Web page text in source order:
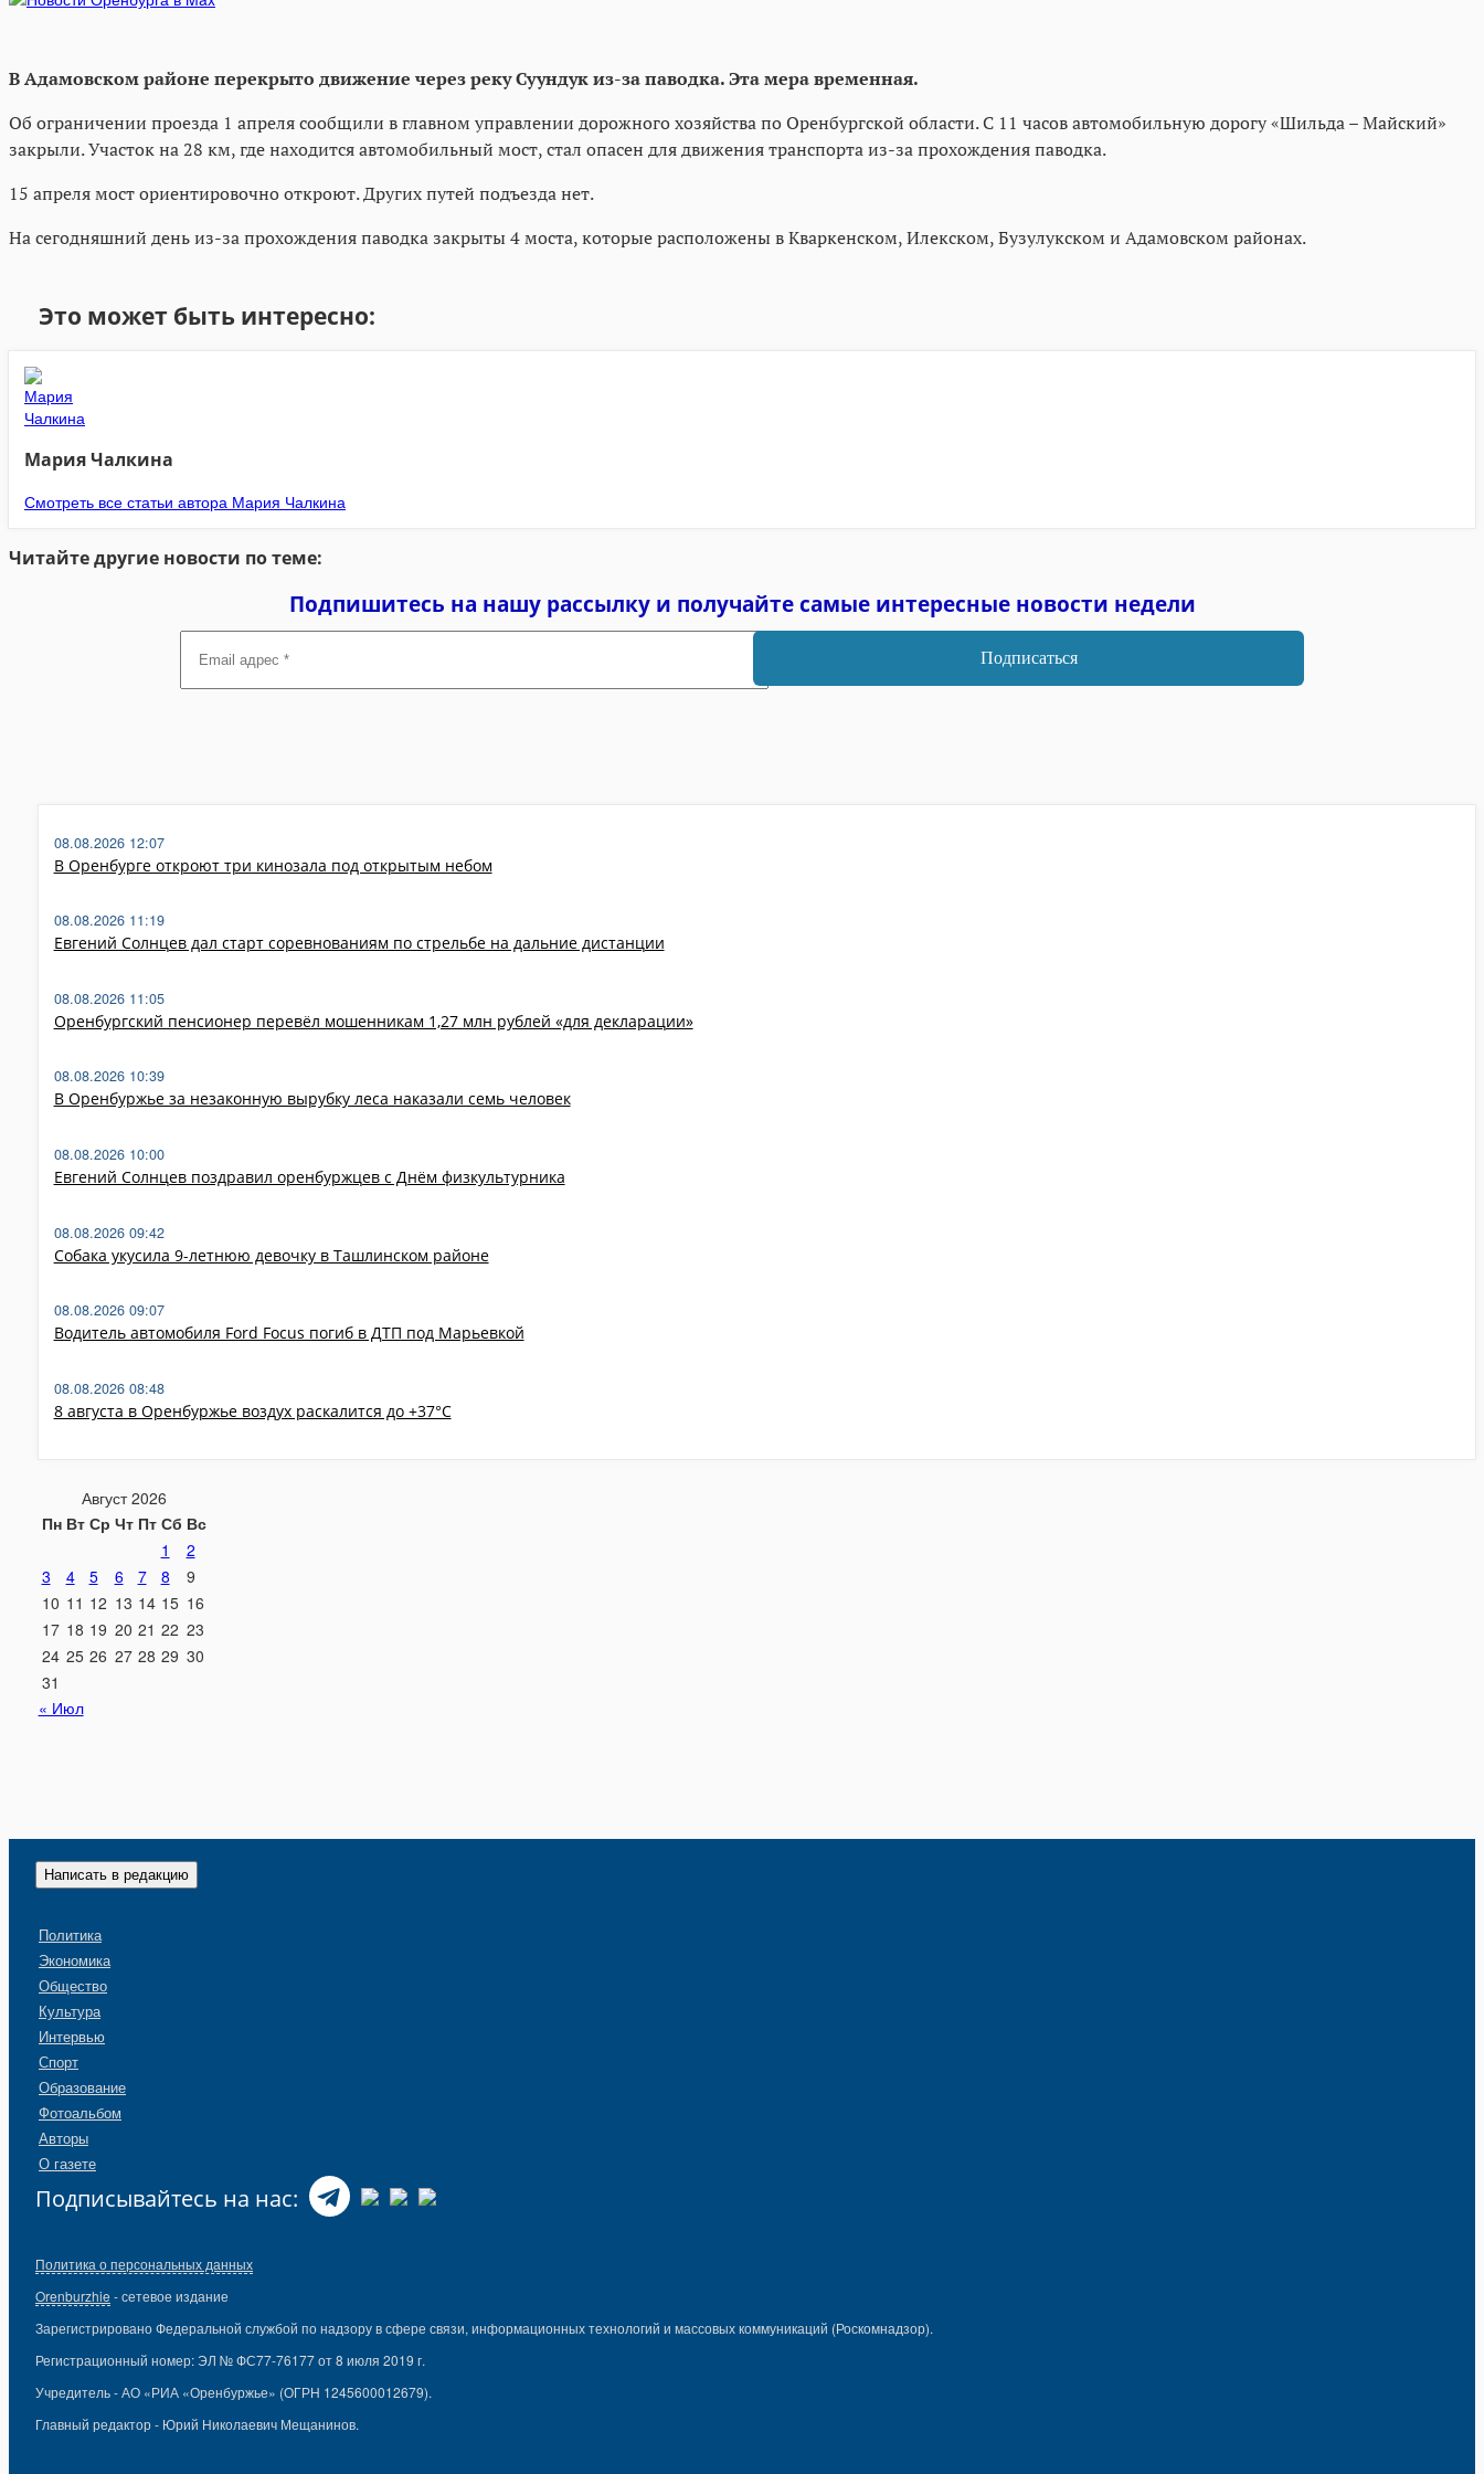
В Адамовском районе перекрыто движение через реку Суундук из-за паводка. Эта мера временная.
Об ограничении проезда 1 апреля сообщили в главном управлении дорожного хозяйства по Оренбургской области. С 11 часов автомобильную дорогу «Шильда – Майский»
закрыли. Участок на 28 км, где находится автомобильный мост, стал опасен для движения транспорта из-за прохождения паводка.
15 апреля мост ориентировочно откроют. Других путей подъезда нет.
На сегодняшний день из-за прохождения паводка закрыты 4 моста, которые расположены в Кваркенском, Илекском, Бузулукском и Адамовском районах.
Это может быть интересно:
Мария Чалкина
Смотреть все статьи автора Мария Чалкина
Читайте другие новости по теме:
Подпишитесь на нашу рассылку и получайте самые интересные новости недели
адрес
*
В Оренбурге откроют три кинозала под открытым небом
08.08.2026 12:07
Евгений Солнцев дал старт соревнованиям по стрельбе на дальние дистанции
08.08.2026 11:19
Оренбургский пенсионер перевёл мошенникам 1,27 млн рублей «для декларации»
08.08.2026 11:05
В Оренбуржье за незаконную вырубку леса наказали семь человек
08.08.2026 10:39
Евгений Солнцев поздравил оренбуржцев с Днём физкультурника
08.08.2026 10:00
Собака укусила 9-летнюю девочку в Ташлинском районе
08.08.2026 09:42
Водитель автомобиля Ford Focus погиб в ДТП под Марьевкой
08.08.2026 09:07
8 августа в Оренбуржье воздух раскалится до +37°C
08.08.2026 08:48
Август 2026
Пн Вт Ср Чт Пт Сб Вс
1
2
3
4 5 6 7 8
9
10 11 12 13 14 15 16
17 18 19 20 21 22 23
24 25 26 27 28 29 30
31
« Июл
Написать в редакцию
Политика
Экономика
Общество
Культура
Интервью
Спорт
Образование
Фотоальбом
Авторы
О газете
Подписывайтесь на нас:
Политика о персональных данных
Orenburzhie - сетевое издание
Зарегистрировано Федеральной службой по надзору в сфере связи, информационных технологий и массовых коммуникаций (Роскомнадзор).
Регистрационный номер: ЭЛ № ФС77-76177 от 8 июля 2019 г.
Учредитель - АО «РИА «Оренбуржье» (ОГРН 1245600012679).
Главный редактор - Юрий Николаевич Мещанинов.